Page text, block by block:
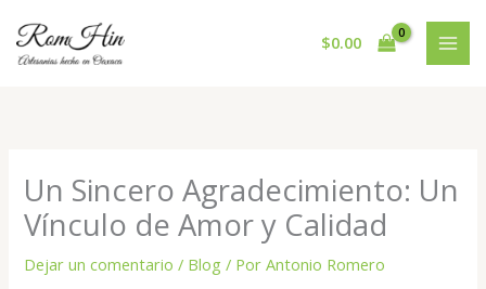
contenido
$0.00
Un Sincero Agradecimiento: Un
Vínculo de Amor y Calidad
Dejar un comentario / Blog / PorAntonio Romero